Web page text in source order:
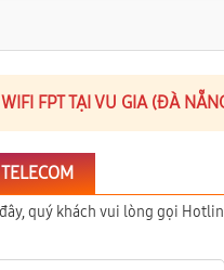
FPT TẠI VU GIA (ĐÀ
quý khách vui lòng gọi